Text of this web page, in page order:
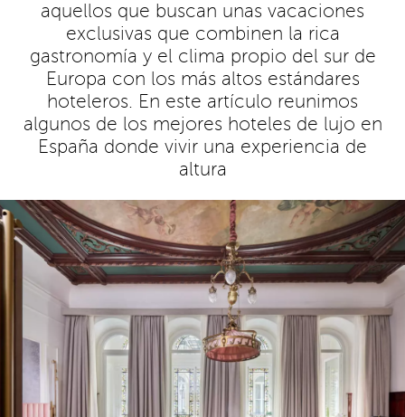
aquellos que buscan unas vacaciones
exclusivas que combinen la rica
gastronomía y el clima propio del sur de
Europa con los más altos estándares
hoteleros. En este artículo reunimos
algunos de los mejores hoteles de lujo en
España donde vivir una experiencia de
altura